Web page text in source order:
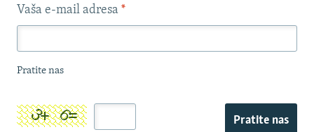
Vaša e-mail adresa *
Pratite nas
Pratite nas